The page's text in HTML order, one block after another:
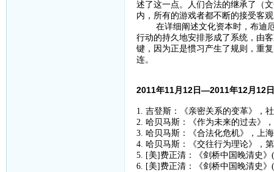
述了这一点。人们合法的继承了（
内，所有的游戏者都不断的接受客
在详细阐述文化资本时，布迪厄
行动的持久地安排形成了系统，由
键，因为正是惯习产生了规则，重
连。
2011年11月12日—2011年12月12
1. 吉登斯：《亲密关系的变革》，
2. 哈贝马斯：《作为未来的过去》
3. 哈贝马斯：《合法化危机》，上
4. 哈贝马斯：《交往行为理论》，
5. [美]费正清：《剑桥中国晚清史
6. [美]费正清：《剑桥中国晚清史